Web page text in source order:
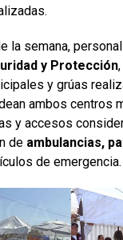
la semana,
y Protección,
y grúas
ambos centros
y accesos
de ambulancias,
de emergencia.